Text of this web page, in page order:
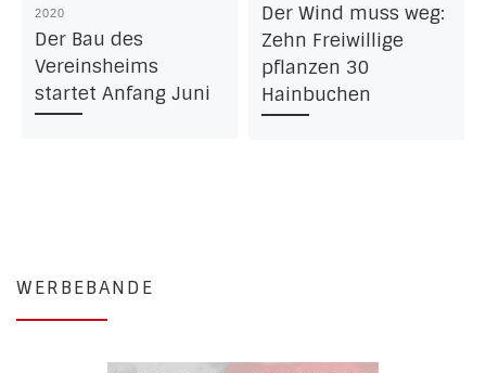
2020
Der Bau des
Vereinsheims
startet Anfang Juni
Der Wind muss weg:
Zehn Freiwillige
pflanzen 30
Hainbuchen
WERBEBANDE